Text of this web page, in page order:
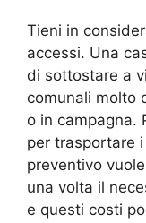
Tieni in
accessi. Una
di sottostare a
comunali molto
o in campagna.
per trasportare
preventivo
una volta il
e questi costi